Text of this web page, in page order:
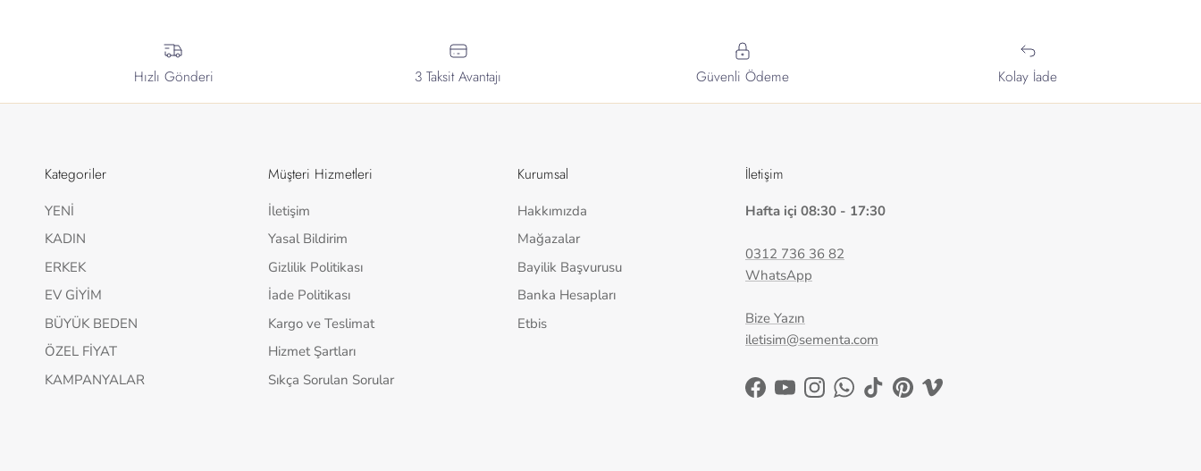
Hızlı Gönderi 3 Taksit Avantajı Güvenli Ödeme Kolay İade
Kategoriler
YENİ
KADIN
ERKEK
EV GİYİM
BÜYÜK BEDEN
ÖZEL FİYAT
KAMPANYALAR
Müşteri Hizmetleri
İletişim
Yasal Bildirim
Gizlilik Politikası
İade Politikası
Kargo ve Teslimat
Hizmet Şartları
Sıkça Sorulan Sorular
Kurumsal
Hakkımızda
Mağazalar
Bayilik Başvurusu
Banka Hesapları
Etbis
İletişim
Hafta içi 08:30 - 17:30
0312 736 36 82
WhatsApp
Bize Yazın
iletisim@sementa.com
Facebook
YouTubeInstagramWhatsApp
TikTokPinterestVimeo